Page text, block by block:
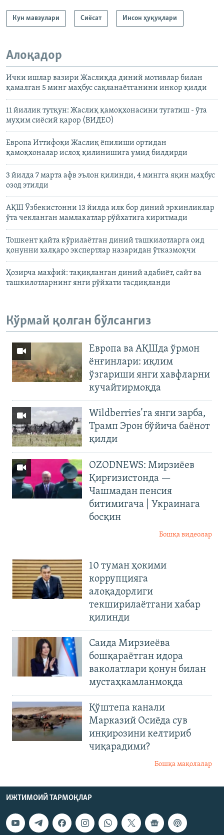
Кун мавзулари Сиёсат Инсон ҳуқуқлари
Алоқадор
Ички ишлар вазири Жаслиқда диний мотивлар билан
қамалган 5 минг маҳбус сақланаётганини инкор қилди
11 йиллик тутқун: Жаслиқ қамоқхонасини тугатиш - ўта
муҳим сиёсий қарор (ВИДЕО)
Европа Иттифоқи Жаслиқ ёпилиши ортидан
қамоқхоналар ислоҳ қилинишига умид билдирди
3 йилда 7 марта афв эълон қилинди, 4 мингга яқин маҳбус
озод этилди
АҚШ Ўзбекистонни 13 йилда илк бор диний эркинликлар
ўта чекланган мамлакатлар рўйхатига киритмади
Тошкент қайта кўрилаётган диний ташкилотларга оид
қонунни халқаро экспертлар назаридан ўтказмоқчи
Ҳозирча махфий: тақиқланган диний адабиëт, сайт ва
ташкилотларнинг янги рўйхати тасдиқланди
Кўрмай қолган бўлсангиз
Европа ва АҚШда ўрмон
ёнғинлари: иқлим
ўзгариши янги хавфларни
кучайтирмоқда
Wildberries’га янги зарба,
Трамп Эрон бўйича баёнот
қилди
OZODNEWS: Мирзиёев
Қирғизистонда —
Чашмадан пенсия
битимигача | Украинага
босқин
Бошқа видеолар
10 туман ҳокими
коррупцияга
алоқадорлиги
текширилаётгани хабар
қилинди
Саида Мирзиеёва
бошқараётган идора
ваколатлари қонун билан
мустаҳкамланмоқда
Қўштепа канали
Марказий Осиёда сув
инқирозини келтириб
чиқарадими?
Бошқа мақолалар
ИЖТИМОИЙ ТАРМОҚЛАР